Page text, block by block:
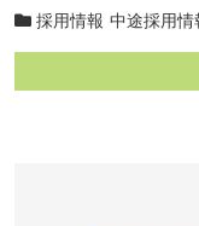
採用情報 中途採用情